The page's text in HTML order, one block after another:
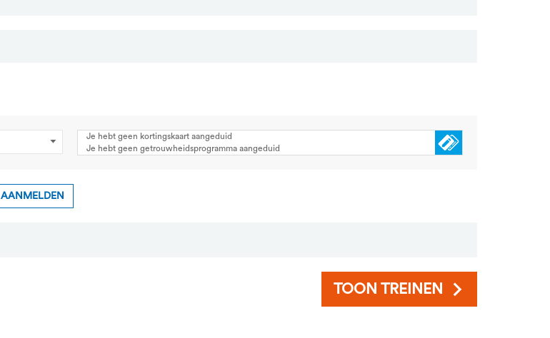
Je hebt geen kortingskaart aangeduid
Je hebt geen getrouwheidsprogramma aangeduid
AANMELDEN
TOON TREINEN